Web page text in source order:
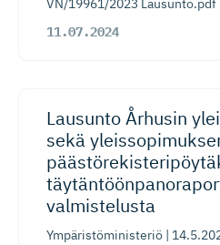
VN/19961/2023 Lausunto.pdf
11.07.2024
Lausunto Århusin
sekä
valmistelusta
Ympäristöministeriö |